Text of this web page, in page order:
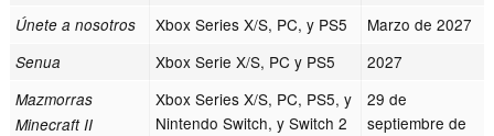
Únete a nosotros Xbox Series X/S, PC, y PS5 Marzo de 2027
Senua Xbox Serie X/S, PC y PS5 2027
Mazmorras
Minecraft II
Xbox Series X/S, PC, PS5, y
Nintendo Switch, y Switch 2
29 de
septiembre de